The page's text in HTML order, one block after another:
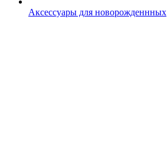
Аксессуары для новорожденнных